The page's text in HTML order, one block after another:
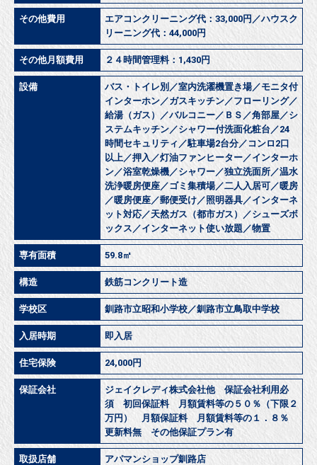
その他費用
エアコンクリーニング代：33,000円／ハウスク
リーニング代：44,000円
その他月額費用 ２４時間管理料：1,430円
設備
バス・トイレ別／室内洗濯機置き場／モニタ付
インターホン／ガスキッチン／フローリング／
給湯（ガス）／バルコニー／ＢＳ／角部屋／シ
ステムキッチン／シャワー付洗面化粧台／24
時間セキュリティ／駐車場2台分／コンロ2口
以上／押入／灯油ファンヒーター／インターホ
ン／浴室乾燥機／シャワー／独立洗面所／温水
洗浄暖房便座／ゴミ集積場／二人入居可／暖房
／暖房便座／郵便受け／照明器具／インターネ
ット対応／天然ガス（都市ガス）／シューズボ
ックス／インターネット使い放題／物置
専有面積 59.8㎡
構造 鉄筋コンクリート造
学校区 釧路市立昭和小学校／釧路市立鳥取中学校
入居時期 即入居
住宅保険 24,000円
保証会社
ジェイクレディ株式会社他 保証会社利用必
須 初回保証料 月額賃料等の５０％（下限２
万円） 月額保証料 月額賃料等の１．８％
更新料無 その他保証プラン有
取扱店舗 アパマンショップ釧路店